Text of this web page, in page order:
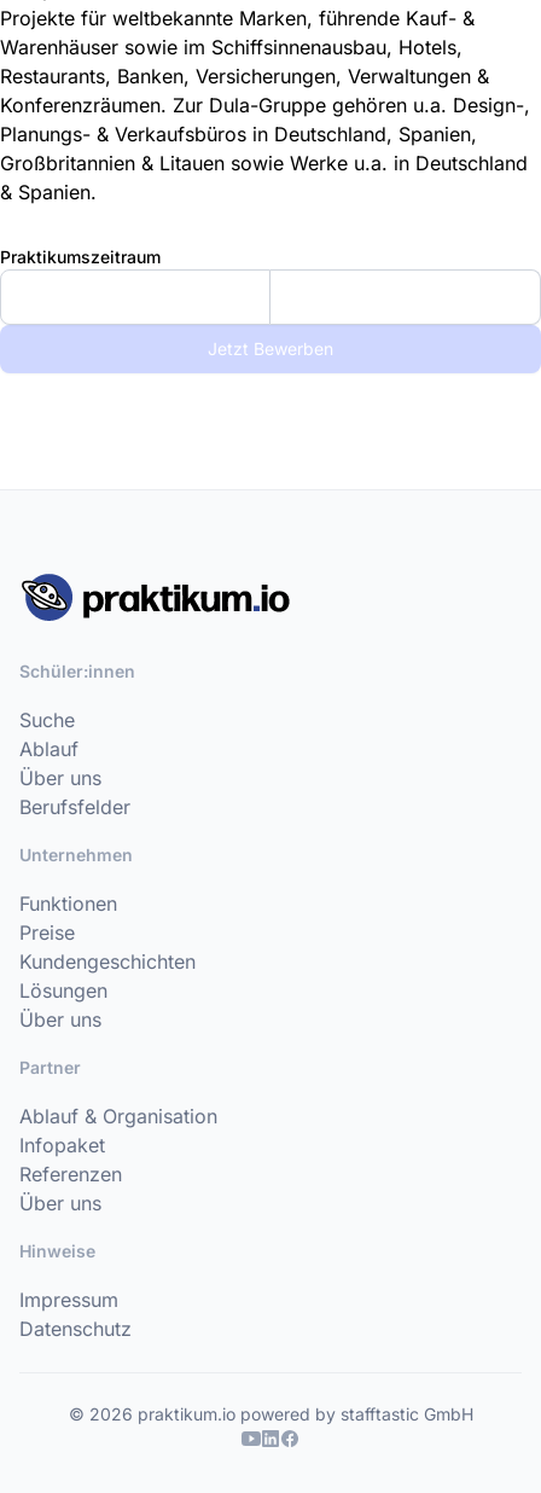
Projekte für weltbekannte Marken, führende Kauf- &
Warenhäuser sowie im Schiffsinnenausbau, Hotels,
Restaurants, Banken, Versicherungen, Verwaltungen &
Konferenzräumen. Zur Dula-Gruppe gehören u.a. Design-,
Planungs- & Verkaufsbüros in Deutschland, Spanien,
Großbritannien & Litauen sowie Werke u.a. in Deutschland
& Spanien.
Praktikumszeitraum
Jetzt Bewerben
Schüler:innen
Suche
Ablauf
Über uns
Berufsfelder
Unternehmen
Funktionen
Preise
Kundengeschichten
Lösungen
Über uns
Partner
Ablauf & Organisation
Infopaket
Referenzen
Über uns
Hinweise
Impressum
Datenschutz
© 2026 praktikum.io powered by stafftastic GmbH